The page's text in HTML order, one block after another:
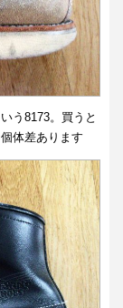
う8173。買うと
体差あります